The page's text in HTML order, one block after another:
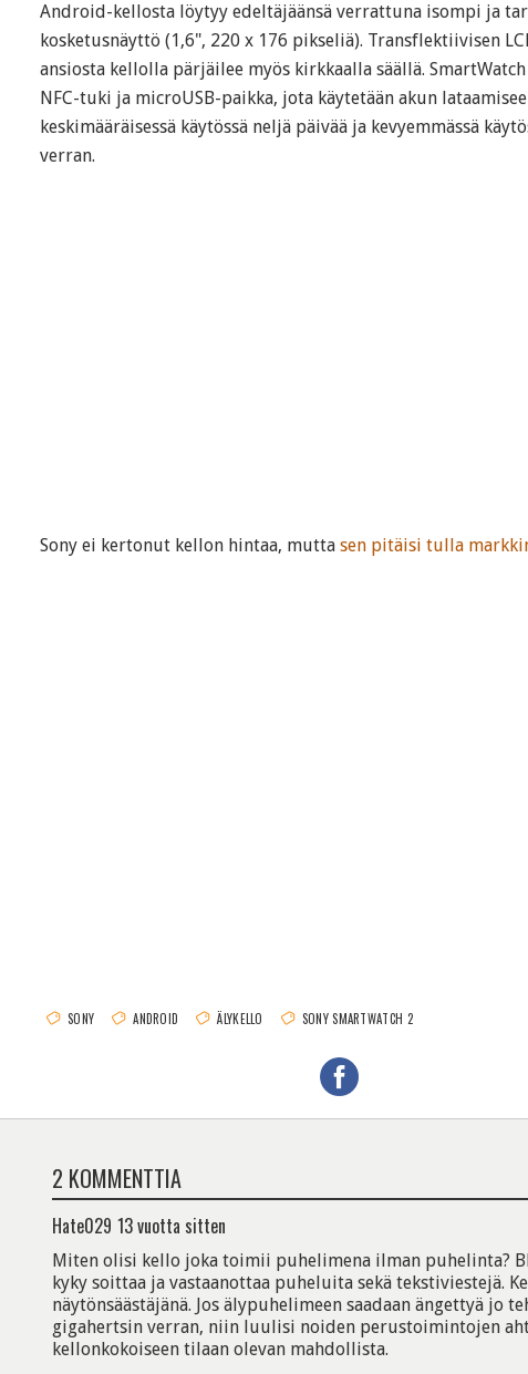
Android-kellosta löytyy edeltäjäänsä verrattuna isompi ja
kosketusnäyttö (1,6", 220 x 176 pikseliä). Transflektiivisen
ansiosta kellolla pärjäilee myös kirkkaalla säällä.
NFC-tuki ja microUSB-paikka, jota käytetään akun
keskimääräisessä käytössä neljä päivää ja kevyemmässä
verran.
Sony ei kertonut kellon hintaa, mutta sen pitäisi tulla
SONY ANDROID ÄLYKELLO SONY SMARTWATCH 2
2 KOMMENTTIA
Hate029 13 vuotta sitten
Miten olisi kello joka toimii puhelimena ilman puhelinta?
kyky soittaa ja vastaanottaa puheluita sekä tekstiviestejä.
näytönsäästäjänä. Jos älypuhelimeen saadaan ängettyä jo
gigahertsin verran, niin luulisi noiden perustoimintojen
kellonkokoiseen tilaan olevan mahdollista.